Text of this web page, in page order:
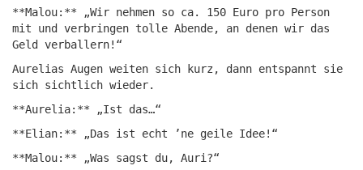
**Malou:** „Wir nehmen so ca. 150 Euro pro Person
mit und verbringen tolle Abende, an denen wir das
Geld verballern!“
Aurelias Augen weiten sich kurz, dann entspannt sie
sich sichtlich wieder.
**Aurelia:** „Ist das…“
**Elian:** „Das ist echt ’ne geile Idee!“
**Malou:** „Was sagst du, Auri?“